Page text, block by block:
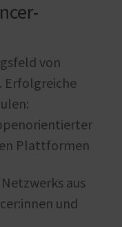
von
Erfolgreiche
Plattformen
aus
und